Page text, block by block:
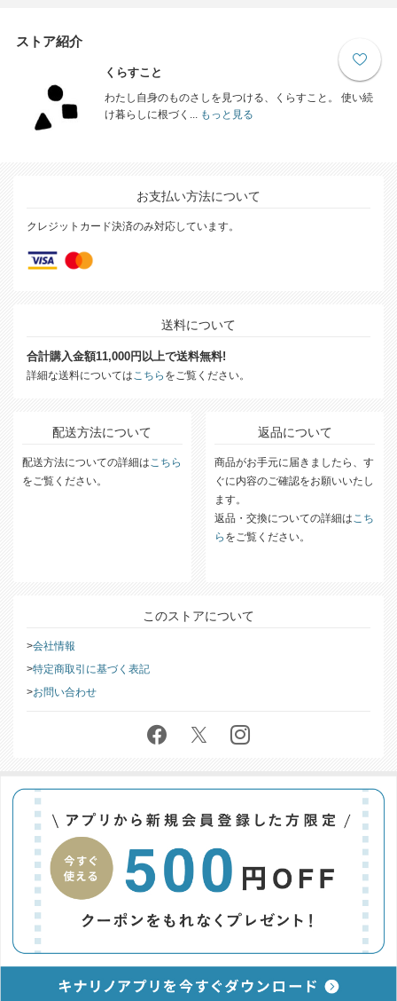
ストア紹介
くらすこと
わたし自身のものさしを見つける、くらすこと。 使い続
け暮らしに根づく...もっと見る
お支払い方法について
クレジットカード決済のみ対応しています。
送料について
合計購入金額11,000円以上で送料無料!
詳細な送料については こちら をご覧ください。
配送方法について
配送方法についての詳細は こちら
をご覧ください。
返品について
商品がお手元に届きましたら、す
ぐに内容のご確認をお願いいたし
ます。
返品・交換についての詳細は こち
ら をご覧ください。
このストアについて
会社情報
特定商取引に基づく表記
お問い合わせ